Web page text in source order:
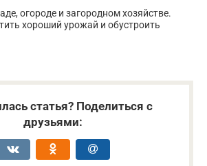
огороде и загородном хозяйстве.
хороший урожай и обустроить
статья? Поделиться с
друзьями: